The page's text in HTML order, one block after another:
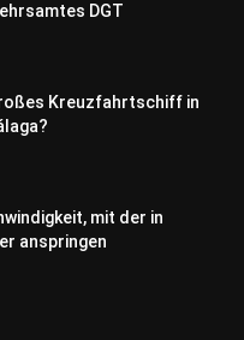
DGT
Kreuzfahrtschiff in
mit der in
anspringen